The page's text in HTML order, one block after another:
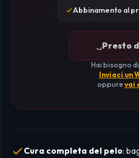
Abbinamento al
Presto
Hai bisogno
Inviaci un
oppurevai
Cura completa del pelo: